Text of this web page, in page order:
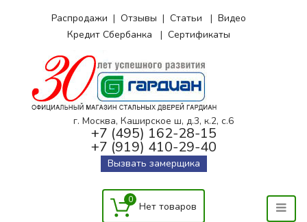
Распродажи | Отзывы | Статьи | Видео
Кредит Сбербанка | Сертификаты
г. Москва, Каширское ш, д.3, к.2, с.6
+7 (495) 162-28-15
+7 (919) 410-29-40
Вызвать замерщика
0